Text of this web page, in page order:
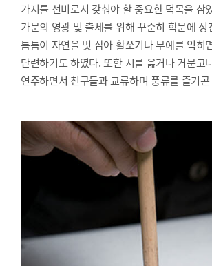
가지를 선비로서 갖춰야 할 중요한 덕목을 삼
가문의 영광 및 출세를 위해 꾸준히 학문에 정
틈틈이 자연을 벗 삼아 활쏘기나 무예를 익히
단련하기도 하였다. 또한 시를 읊거나 거문고
연주하면서 친구들과 교류하며 풍류를 즐기